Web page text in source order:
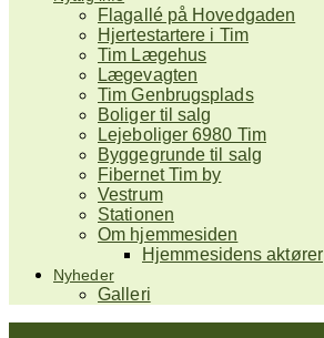
Flagallé på Hovedgaden
Hjertestartere i Tim
Tim Lægehus
Lægevagten
Tim Genbrugsplads
Boliger til salg
Lejeboliger 6980 Tim
Byggegrunde til salg
Fibernet Tim by
Vestrum
Stationen
Om hjemmesiden
Hjemmesidens aktører
Nyheder
Galleri